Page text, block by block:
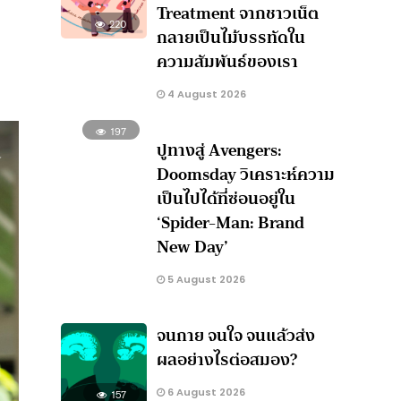
220
Treatment จากชาวเน็ต
กลายเป็นไม้บรรทัดใน
ความสัมพันธ์ของเรา
4 August 2026
197
ปูทางสู่ Avengers:
Doomsday วิเคราะห์ความ
เป็นไปได้ที่ซ่อนอยู่ใน
‘Spider-Man: Brand
New Day’
5 August 2026
157
จนกาย จนใจ จนแล้วส่ง
ผลอย่างไรต่อสมอง?
6 August 2026